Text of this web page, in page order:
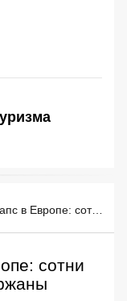
Каскадный коллапс в Европе: сотни рейсов отменены и задержаны
сотни